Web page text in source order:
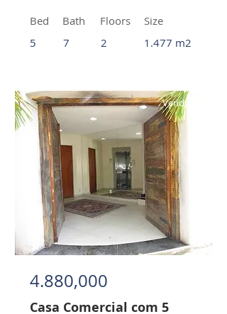
Bed
5
Bath
7
Floors
2
Size
1.477 m2
Venda
4.880,000
Casa Comercial com 5